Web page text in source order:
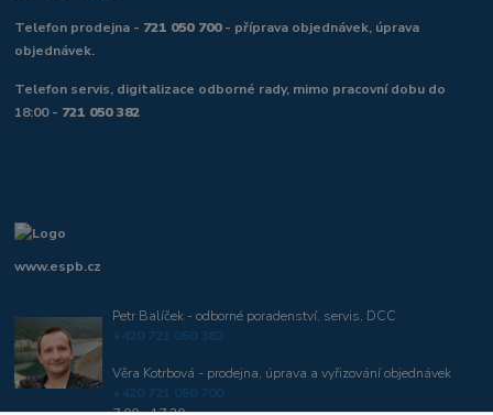
Telefon prodejna - 721 050 700- příprava objednávek, úprava
objednávek.
Telefon servis, digitalizace odborné rady, mimo pracovní dobu do
18:00 - 721 050 382
www.espb.cz
Petr Balíček - odborné poradenství, servis, DCC
+420 721 050 382
Věra Kotrbová - prodejna, úprava a vyřizování objednávek
+420 721 050 700